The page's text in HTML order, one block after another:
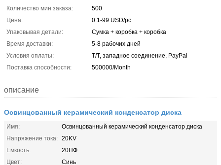
Количество мин заказа:
500
Цена:
0.1-99 USD/pc
Упаковывая детали:
Сумка + коробка + коробка
Время доставки:
5-8 рабочих дней
Условия оплаты:
T/T, западное соединение, PayPal
Поставка способности:
500000/Month
описание
Освинцованный керамический конденсатор диска
Имя:
Освинцованный керамический конденсатор диска
Напряжение тока: 20KV
Емкость:
20ПФ
Цвет:
Синь